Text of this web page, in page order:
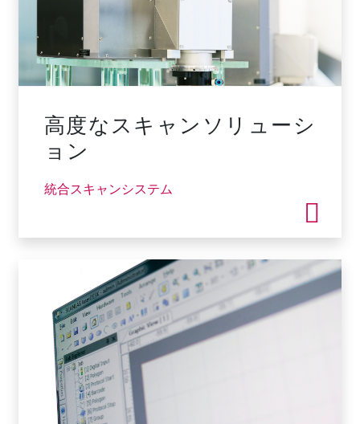
高度なスキャンソリューシ
ョン
統合スキャンシステム